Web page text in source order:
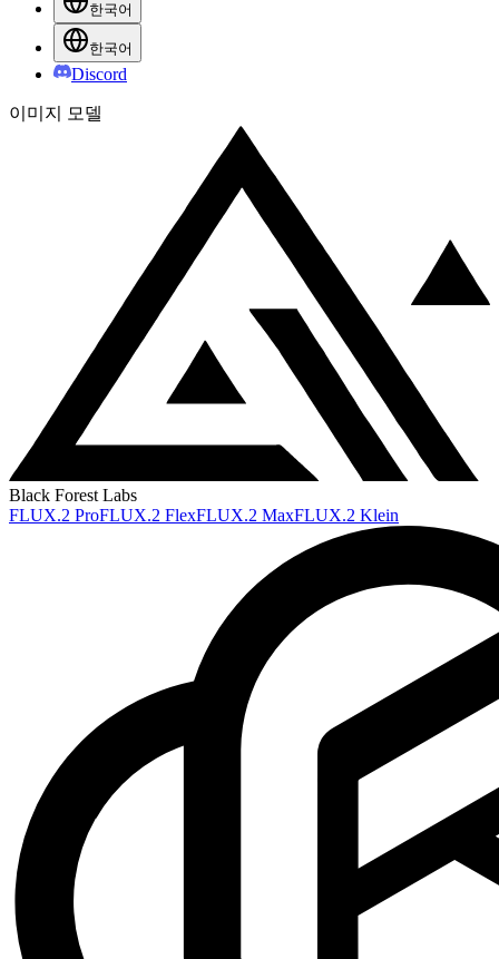
한국어
한국어
Discord
이미지 모델
Black Forest Labs
FLUX.2 ProFLUX.2 FlexFLUX.2 MaxFLUX.2 Klein